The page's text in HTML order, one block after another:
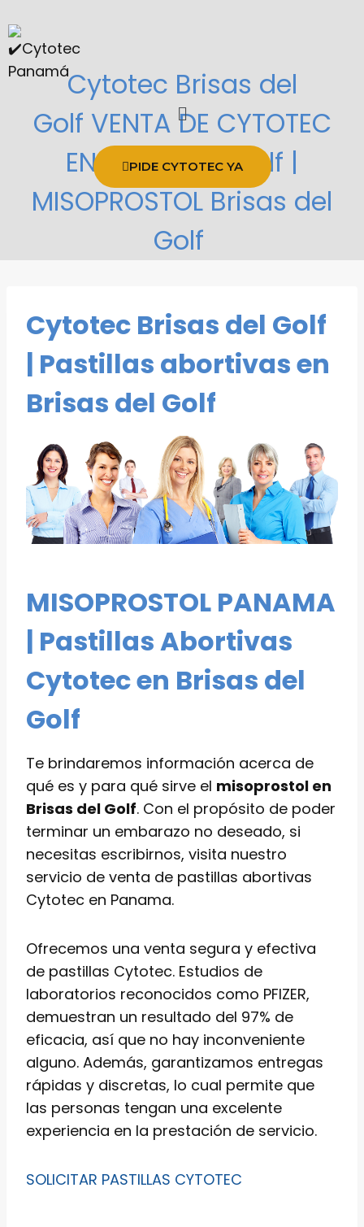
PIDE CYTOTEC YA
Cytotec Brisas del
Golf VENTA DE CYTOTEC
EN Brisas del Golf |
MISOPROSTOL Brisas del
Golf
Cytotec Brisas del Golf
| Pastillas abortivas en
Brisas del Golf
MISOPROSTOL PANAMA
| Pastillas Abortivas
Cytotec en Brisas del
Golf
Te brindaremos información acerca de
qué es y para qué sirve el misoprostol en
Brisas del Golf. Con el propósito de poder
terminar un embarazo no deseado, si
necesitas escribirnos, visita nuestro
servicio de venta de pastillas abortivas
Cytotec en Panama.
Ofrecemos una venta segura y efectiva
de pastillas Cytotec. Estudios de
laboratorios reconocidos como PFIZER,
demuestran un resultado del 97% de
eficacia, así que no hay inconveniente
alguno. Además, garantizamos entregas
rápidas y discretas, lo cual permite que
las personas tengan una excelente
experiencia en la prestación de servicio.
SOLICITAR PASTILLAS CYTOTEC